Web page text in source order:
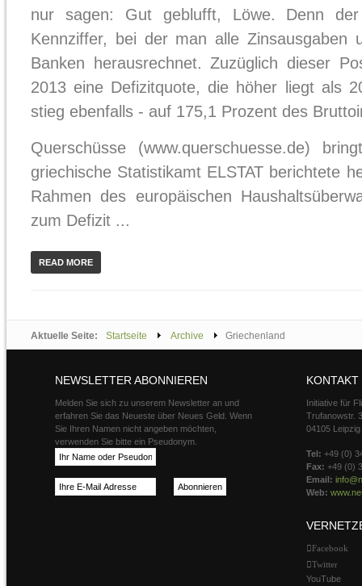
nur sagen: Gut geblufft, Löwe. Denn
Kennziffer, bei der man alle Zinsausgaben
Banken herausrechnet. Zuzüglich dieser
2013 eine Defizitquote, die höher liegt als
stieg ebenfalls - auf 175,1 Prozent des
Querschüsse (www.querschuesse.de)
griechische Statistikamt ELSTAT berichtete
Rahmen des europäischen
zum Defizit ...
READ MORE
Aktuelle Seite: Startseite Archive Griechenland
NEWSLETTER ABONNIEREN
Melden Sie sich zu unserem Newsletter an und
erfahren Sie das Neueste über Neues Geld. Wenn
Sie Ihren Namen nicht angeben möchten,
verwenden Sie bitte ein Pseudonym.
KONTAKT
Initiative für
Trufanowstr.
04105 Leipzig
Tel: +49 (0)
Fax: +49 (0)
Email:
Web:
Facebook
Twitter
YouTube